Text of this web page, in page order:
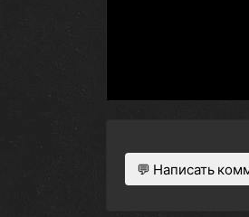
💬 Написать